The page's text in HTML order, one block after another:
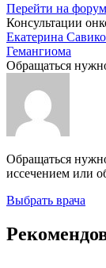
Перейти на форум
Консультации
Екатерина
Гемангиома
Обращаться
Обращаться
иссечением или
Выбрать врача